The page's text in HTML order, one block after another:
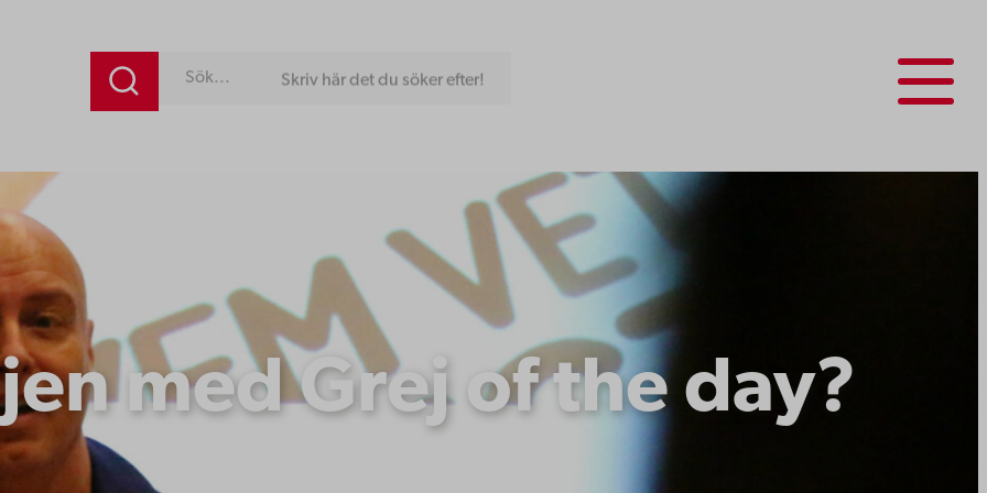
Skriv här det du söker efter!
Menu
med Grej of the day?